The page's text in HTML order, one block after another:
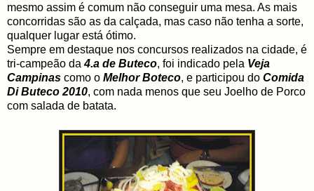
mesmo assim é comum não conseguir uma mesa. As mais
concorridas são as da calçada, mas caso não tenha a sorte,
qualquer lugar está ótimo.
Sempre em destaque nos concursos realizados na cidade, é
tri-campeão da4.a de Buteco, foi indicado pela Veja
Campinas como o Melhor Boteco, e participou do Comida
Di Buteco 2010, com nada menos que seu Joelho de Porco
com salada de batata.